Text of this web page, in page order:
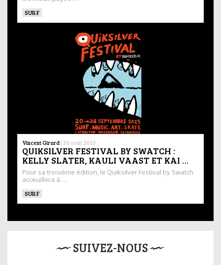
SURF
Vincent Girard | 20 août 2025
QUIKSILVER FESTIVAL BY SWATCH :
KELLY SLATER, KAULI VAAST ET KAI …
Pour sa troisième édition, le Quiksilver Festival by Swatch
acceuillera à …
SURF
SUIVEZ-NOUS